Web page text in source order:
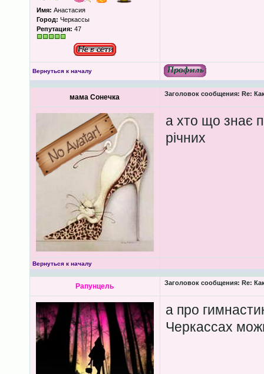
Имя: Анастасия
Город: Черкассы
Репутация: 47
Вернуться к началу
мама Сонечка Заголовок сообщения: Re:
а хто що знає
річних
Вернуться к началу
Рапунцель Заголовок сообщения: Re:
а про
Черкассах